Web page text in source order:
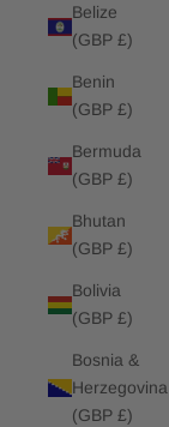
Belize
(GBP £)
Benin
(GBP £)
Bermuda
(GBP £)
Bhutan
(GBP £)
Bolivia
(GBP £)
Bosnia &
Herzegovina
(GBP £)